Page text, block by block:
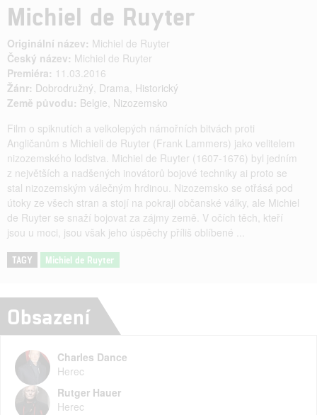
Michiel de Ruyter
Originální název: Michiel de Ruyter
Český název: Michiel de Ruyter
Premiéra: 11.03.2016
Žánr: Dobrodružný, Drama, Historický
Země původu: Belgie, Nizozemsko
Film o spiknutích a velkolepých námořních bitvách proti
Angličanům s Michieli de Ruyter (Frank Lammers) jako velitelem
nizozemského loďstva. Michiel de Ruyter (1607-1676) byl jedním
z největších a nadšených inovátorů bojové techniky ai proto se
stal nizozemským válečným hrdinou. Nizozemsko se otřásá pod
útoky ze všech stran a stojí na pokraji občanské války, ale Michiel
de Ruyter se snaží bojovat za zájmy země. V očích těch, kteří
jsou u moci, jsou však jeho úspěchy příliš oblíbené ...
TAGY Michiel de Ruyter
Obsazení
Charles Dance
Herec
Rutger Hauer
Herec